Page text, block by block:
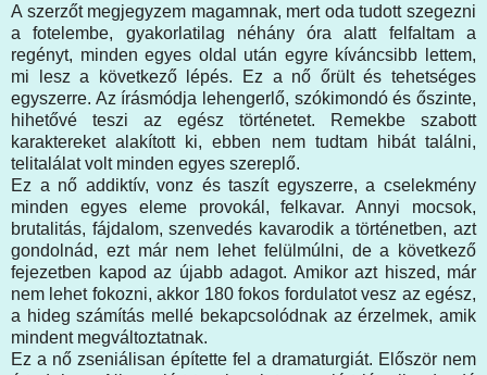
A szerzőt megjegyzem magamnak, mert oda tudott szegezni
a fotelembe, gyakorlatilag néhány óra alatt felfaltam a
regényt, minden egyes oldal után egyre kíváncsibb lettem,
mi lesz a következő lépés. Ez a nő őrült és tehetséges
egyszerre. Az írásmódja lehengerlő, szókimondó és őszinte,
hihetővé teszi az egész történetet. Remekbe szabott
karaktereket alakított ki, ebben nem tudtam hibát találni,
telitalálat volt minden egyes szereplő.
Ez a nő addiktív, vonz és taszít egyszerre, a cselekmény
minden egyes eleme provokál, felkavar. Annyi mocsok,
brutalitás, fájdalom, szenvedés kavarodik a történetben, azt
gondolnád, ezt már nem lehet felülmúlni, de a következő
fejezetben kapod az újabb adagot. Amikor azt hiszed, már
nem lehet fokozni, akkor 180 fokos fordulatot vesz az egész,
a hideg számítás mellé bekapcsolódnak az érzelmek, amik
mindent megváltoztatnak.
Ez a nő zseniálisan építette fel a dramaturgiát. Először nem